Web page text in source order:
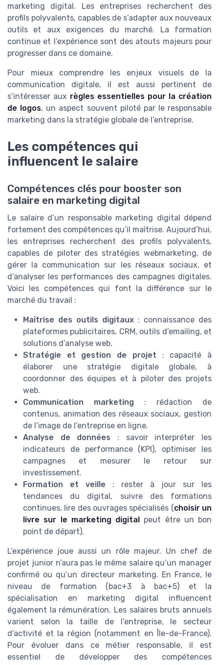
marketing digital. Les entreprises recherchent des
profils polyvalents, capables de s’adapter aux nouveaux
outils et aux exigences du marché. La formation
continue et l’expérience sont des atouts majeurs pour
progresser dans ce domaine.
Pour mieux comprendre les enjeux visuels de la
communication digitale, il est aussi pertinent de
s’intéresser aux règles essentielles pour la création
de logos, un aspect souvent piloté par le responsable
marketing dans la stratégie globale de l’entreprise.
Les compétences qui
influencent le salaire
Compétences clés pour booster son
salaire en marketing digital
Le salaire d’un responsable marketing digital dépend
fortement des compétences qu’il maîtrise. Aujourd’hui,
les entreprises recherchent des profils polyvalents,
capables de piloter des stratégies webmarketing, de
gérer la communication sur les réseaux sociaux, et
d’analyser les performances des campagnes digitales.
Voici les compétences qui font la différence sur le
marché du travail :
Maîtrise des outils digitaux : connaissance des
plateformes publicitaires, CRM, outils d’emailing, et
solutions d’analyse web.
Stratégie et gestion de projet : capacité à
élaborer une stratégie digitale globale, à
coordonner des équipes et à piloter des projets
web.
Communication marketing : rédaction de
contenus, animation des réseaux sociaux, gestion
de l’image de l’entreprise en ligne.
Analyse de données : savoir interpréter les
indicateurs de performance (KPI), optimiser les
campagnes et mesurer le retour sur
investissement.
Formation et veille : rester à jour sur les
tendances du digital, suivre des formations
continues, lire des ouvrages spécialisés (choisir un
livre sur le marketing digital peut être un bon
point de départ).
L’expérience joue aussi un rôle majeur. Un chef de
projet junior n’aura pas le même salaire qu’un manager
confirmé ou qu’un directeur marketing. En France, le
niveau de formation (bac+3 à bac+5) et la
spécialisation en marketing digital influencent
également la rémunération. Les salaires bruts annuels
varient selon la taille de l’entreprise, le secteur
d’activité et la région (notamment en Île-de-France).
Pour évoluer dans ce métier responsable, il est
essentiel de développer des compétences